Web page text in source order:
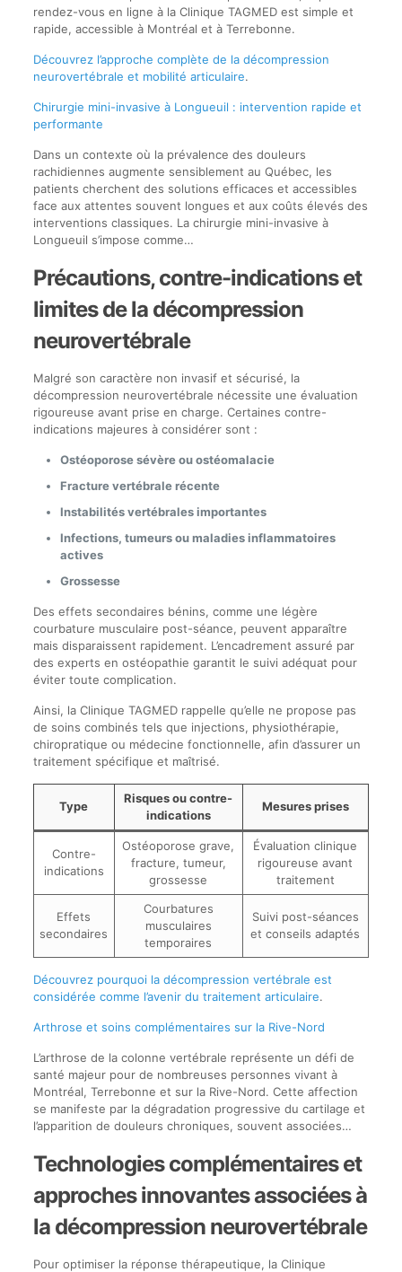
rendez-vous en ligne à la Clinique TAGMED est simple et
rapide, accessible à Montréal et à Terrebonne.
Découvrez l’approche complète de la décompression
neurovertébrale et mobilité articulaire.
Chirurgie mini-invasive à Longueuil : intervention rapide et
performante
Dans un contexte où la prévalence des douleurs
rachidiennes augmente sensiblement au Québec, les
patients cherchent des solutions efficaces et accessibles
face aux attentes souvent longues et aux coûts élevés des
interventions classiques. La chirurgie mini-invasive à
Longueuil s’impose comme…
Précautions, contre-indications et
limites de la décompression
neurovertébrale
Malgré son caractère non invasif et sécurisé, la
décompression neurovertébrale nécessite une évaluation
rigoureuse avant prise en charge. Certaines contre-
indications majeures à considérer sont :
Ostéoporose sévère ou ostéomalacie
Fracture vertébrale récente
Instabilités vertébrales importantes
Infections, tumeurs ou maladies inflammatoires
actives
Grossesse
Des effets secondaires bénins, comme une légère
courbature musculaire post-séance, peuvent apparaître
mais disparaissent rapidement. L’encadrement assuré par
des experts en ostéopathie garantit le suivi adéquat pour
éviter toute complication.
Ainsi, la Clinique TAGMED rappelle qu’elle ne propose pas
de soins combinés tels que injections, physiothérapie,
chiropratique ou médecine fonctionnelle, afin d’assurer un
traitement spécifique et maîtrisé.
Type
Risques ou contre-
indications
Mesures prises
Contre-
indications
Ostéoporose grave,
fracture, tumeur,
grossesse
Évaluation clinique
rigoureuse avant
traitement
Effets
secondaires
Courbatures
musculaires
temporaires
Suivi post-séances
et conseils adaptés
Découvrez pourquoi la décompression vertébrale est
considérée comme l’avenir du traitement articulaire.
Arthrose et soins complémentaires sur la Rive-Nord
L’arthrose de la colonne vertébrale représente un défi de
santé majeur pour de nombreuses personnes vivant à
Montréal, Terrebonne et sur la Rive-Nord. Cette affection
se manifeste par la dégradation progressive du cartilage et
l’apparition de douleurs chroniques, souvent associées…
Technologies complémentaires et
approches innovantes associées à
la décompression neurovertébrale
Pour optimiser la réponse thérapeutique, la Clinique